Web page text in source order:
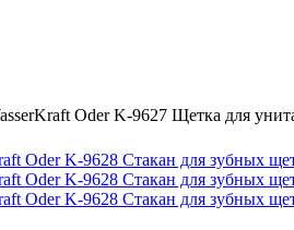
Oder K-9627 Щетка для